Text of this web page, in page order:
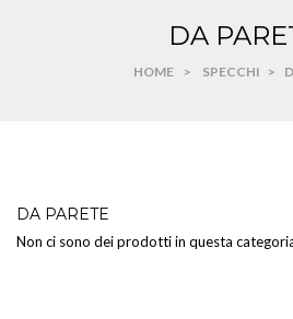
DA
HOME > SPECCHI >
DA PARETE
Non ci sono dei prodotti in questa